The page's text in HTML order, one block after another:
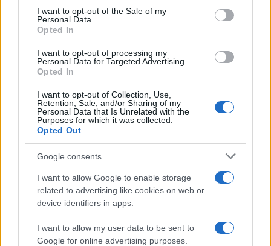
consent section.
I want to opt-out of the Sale of my
Personal Data.
Opted In
I want to opt-out of processing my
Personal Data for Targeted Advertising.
Opted In
I want to opt-out of Collection, Use,
Retention, Sale, and/or Sharing of my
Personal Data that Is Unrelated with the
Purposes for which it was collected.
Opted Out
Google consents
I want to allow Google to enable storage
related to advertising like cookies on web or
device identifiers in apps.
I want to allow my user data to be sent to
Google for online advertising purposes.
ΚΟΙΝΩΝΊΑ
Δήμος Εορδαίας: Χορήγηση βεβαιώσεων
για την έκδοση αδειών απόσταξης – Δείτε
19 ΟΚΤΩΒΡΊΟΥ 2018, 11:05 ΠΜ